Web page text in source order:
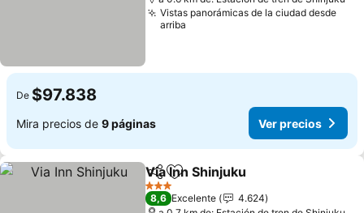
Vistas panorámicas de la ciudad desde
arriba
De $97.838
Mira precios de 9 páginas Ver precios
CompartirAgregar a favoritos
Via Inn Shinjuku
3 Estrellas
8,6 Excelente
4.624